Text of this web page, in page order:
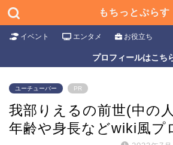
もちっとぷらす
イベント エンタメ お役立ち
プロフィールはこち
ユーチューバー PR
我部りえるの前世(中の
年齢や身長などwiki風プ